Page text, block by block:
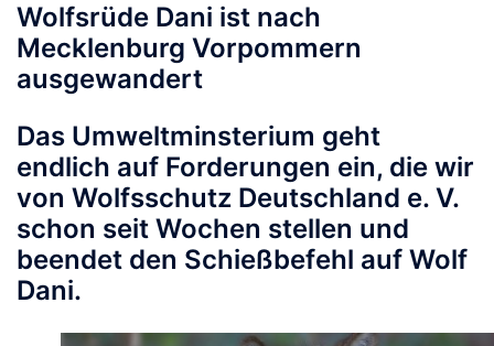
Wolfsrüde Dani ist nach
Mecklenburg Vorpommern
ausgewandert
Das Umweltminsterium geht
endlich auf Forderungen ein, die wir
von Wolfsschutz Deutschland e. V.
schon seit Wochen stellen und
beendet den Schießbefehl auf Wolf
Dani.